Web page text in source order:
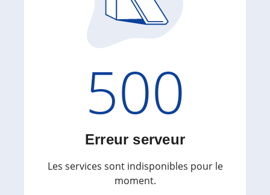
Code
500
Erreur serveur
Les services sont indisponibles pour le
moment.